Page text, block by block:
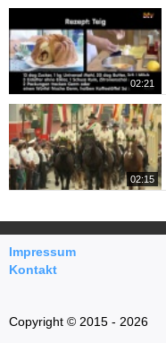
02:21
02:15
Impressum
Kontakt
Copyright © 2015 - 2026